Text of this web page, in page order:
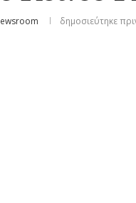
δημοσιεύτηκε